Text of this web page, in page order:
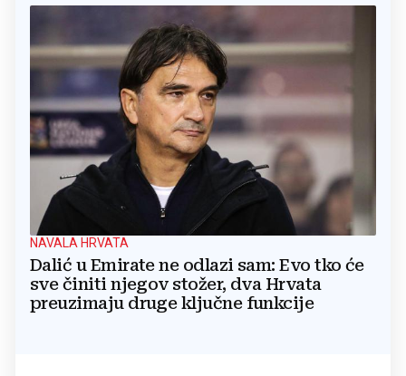
NAVALA HRVATA
Dalić u Emirate ne odlazi sam: Evo tko će
sve činiti njegov stožer, dva Hrvata
preuzimaju druge ključne funkcije